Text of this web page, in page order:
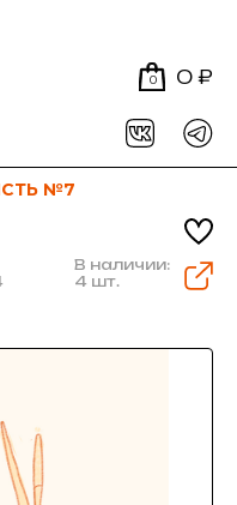
0 0 ₽
№7
В наличии:
4 шт.